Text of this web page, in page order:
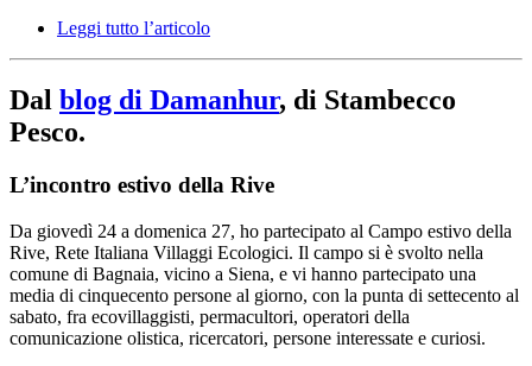
Leggi tutto l’articolo
Dal blog di Damanhur, di Stambecco
Pesco.
L’incontro estivo della Rive
Da giovedì 24 a domenica 27, ho partecipato al Campo estivo della
Rive, Rete Italiana Villaggi Ecologici. Il campo si è svolto nella
comune di Bagnaia, vicino a Siena, e vi hanno partecipato una
media di cinquecento persone al giorno, con la punta di settecento al
sabato, fra ecovillaggisti, permacultori, operatori della
comunicazione olistica, ricercatori, persone interessate e curiosi.